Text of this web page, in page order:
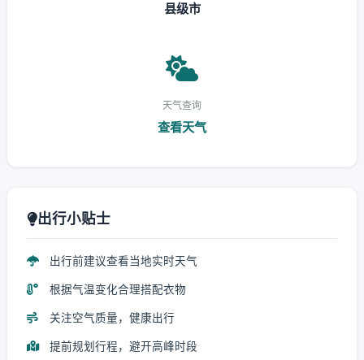
县级市
天气查询
查看天气
出行小贴士
出行前建议查看当地实时天气
根据气温变化合理搭配衣物
关注空气质量，健康出行
提前规划行程，避开高峰时段